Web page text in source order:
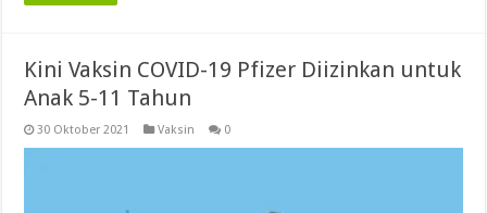
Kini Vaksin COVID-19 Pfizer Diizinkan untuk
Anak 5-11 Tahun
30 Oktober 2021 Vaksin 0